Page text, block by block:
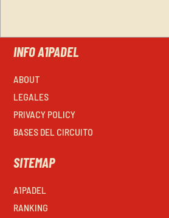
INFO A1PADEL
ABOUT
LEGALES
PRIVACY POLICY
BASES DEL CIRCUITO
SITEMAP
A1PADEL
RANKING